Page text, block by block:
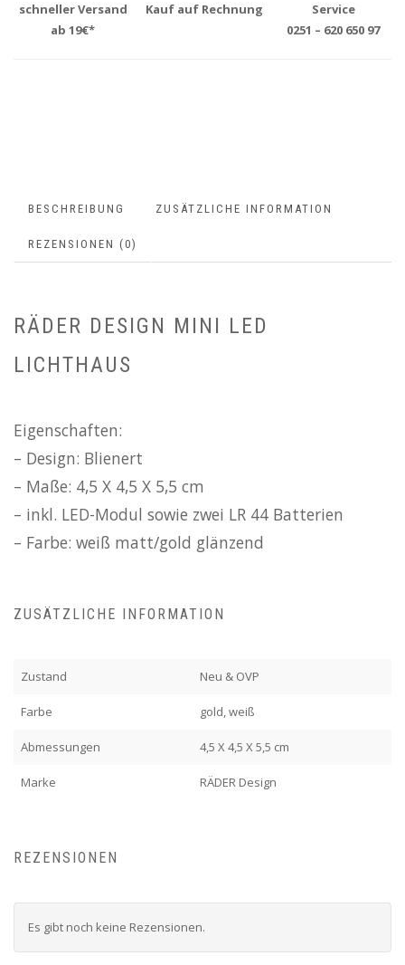
schneller Versand
ab 19€*
Kauf auf Rechnung
Service
0251 – 620 650 97
BESCHREIBUNG ZUSÄTZLICHE INFORMATION
REZENSIONEN (0)
RÄDER DESIGN MINI LED
LICHTHAUS
Eigenschaften:
– Design: Blienert
– Maße: 4,5 X 4,5 X 5,5 cm
– inkl. LED-Modul sowie zwei LR 44 Batterien
– Farbe: weiß matt/gold glänzend
ZUSÄTZLICHE INFORMATION
Zustand Neu & OVP
Farbe gold, weiß
Abmessungen 4,5 X 4,5 X 5,5 cm
Marke RÄDER Design
REZENSIONEN
Es gibt noch keine Rezensionen.